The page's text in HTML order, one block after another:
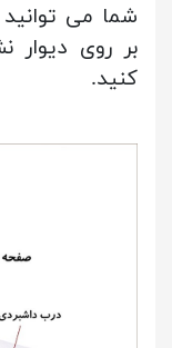
شما می توانید
بر روی
کنید.